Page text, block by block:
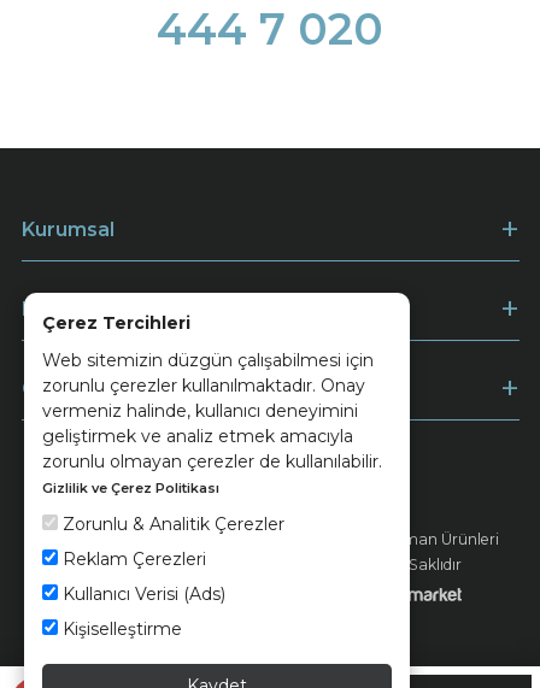
Çerez Tercihleri
Web sitemizin düzgün çalışabilmesi için
zorunlu çerezler kullanılmaktadır. Onay
vermeniz halinde, kullanıcı deneyimini
geliştirmek ve analiz etmek amacıyla
zorunlu olmayan çerezler de kullanılabilir.
Gizlilik ve Çerez Politikası
Zorunlu & Analitik Çerezler
Reklam Çerezleri
Kullanıcı Verisi (Ads)
Kişiselleştirme
444 7 020
Kurumsal
Müşteri Hizmetleri
Ödeme
Keramika Kvkk ve Çerez Politikası
© 2026 Ünsa Madencilik Turizm Enerji Seramik Orman Ürünleri
Elektrik Üretim San. ve Tic. A.Ş. - Tüm Hakları Saklıdır